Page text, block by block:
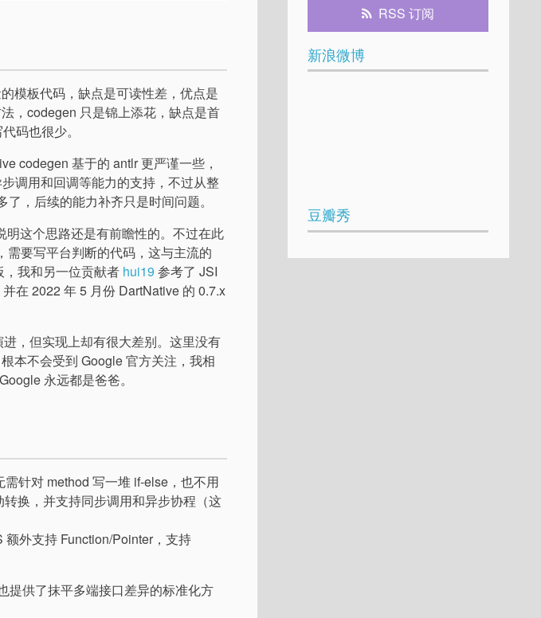
模板代码，缺点是可读性差，优点是
，codegen 只是锦上添花，缺点是首
码也很少。
codegen 基于的 antlr 更严谨一些，
调用和回调等能力的支持，不过从整
，后续的能力补齐只是时间问题。
这个思路还是有前瞻性的。不过在此
需要写平台判断的代码，这与主流的
我和另一位贡献者 hui19 参考了 JSI
在 2022 年 5 月份 DartNative 的 0.7.x
，但实现上却有很大差别。这里没有
本不会受到 Google 官方关注，我相
永远都是爸爸。
针对 method 写一堆 if-else，也不用
换，并支持同步调用和异步协程（这
外支持 Function/Pointer，支持
提供了抹平多端接口差异的标准化方
RSS 订阅
新浪微博
豆瓣秀